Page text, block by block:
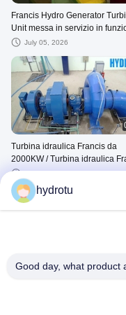
Francis Hydro Generator
Unit messa in servizio in
July 05, 2026
Turbina idraulica Francis da
2000KW / Turbina idraulica
in funzione in una centrale
idroelettrica
August 02, 2026
Altri Video
hydrotu
Good day, what product